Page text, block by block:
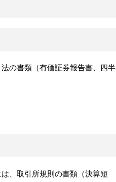
の書類（有価証券報告書、四半
、取引所規則の書類（決算短